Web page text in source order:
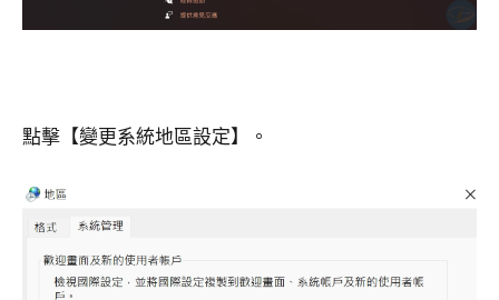
點擊【變更系統地區設定】。